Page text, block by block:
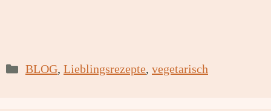
Kategorien
BLOG, Lieblingsrezepte, vegetarisch